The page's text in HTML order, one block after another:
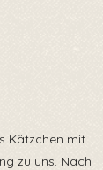
Kätzchen mit
zu uns. Nach